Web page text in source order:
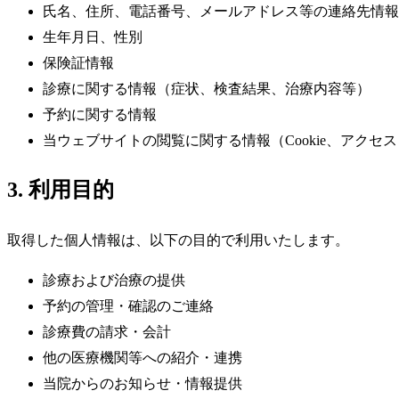
氏名、住所、電話番号、メールアドレス等の連絡先情報
生年月日、性別
保険証情報
診療に関する情報（症状、検査結果、治療内容等）
予約に関する情報
当ウェブサイトの閲覧に関する情報（Cookie、アクセス
3. 利用目的
取得した個人情報は、以下の目的で利用いたします。
診療および治療の提供
予約の管理・確認のご連絡
診療費の請求・会計
他の医療機関等への紹介・連携
当院からのお知らせ・情報提供